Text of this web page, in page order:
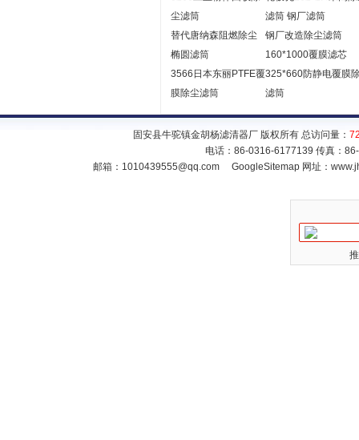
尘滤筒
滤筒 钢厂滤筒
替代唐纳森阻燃除尘
椭圆滤筒
钢厂改造除尘滤筒
160*1000覆膜滤芯
3566日本东丽PTFE覆
膜除尘滤筒
325*660防静电覆膜
滤筒
固安县牛驼镇金胡杨滤清器厂 版权所有 总访问量：
电话：86-0316-6177139 传真：
邮箱： 1010439555@qq.com GoogleSitemap网址：